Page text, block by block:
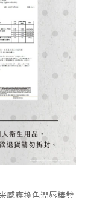
感應換色潤唇棒雙